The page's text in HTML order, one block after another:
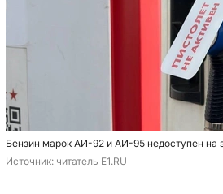
Бензин марок АИ-92 и АИ-95 недоступен на
Источник: читатель E1.RU